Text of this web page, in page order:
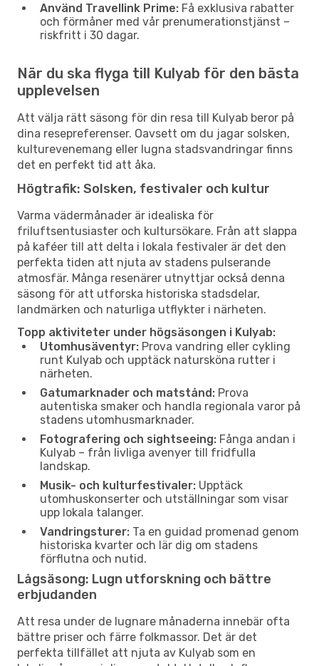
Använd Travellink Prime: Få exklusiva rabatter
och förmåner med vår prenumerationstjänst –
riskfritt i 30 dagar.
När du ska flyga till Kulyab för den bästa
upplevelsen
Att välja rätt säsong för din resa till Kulyab beror på
dina resepreferenser. Oavsett om du jagar solsken,
kulturevenemang eller lugna stadsvandringar finns
det en perfekt tid att åka.
Högtrafik: Solsken, festivaler och kultur
Varma vädermånader är idealiska för
friluftsentusiaster och kultursökare. Från att slappa
på kaféer till att delta i lokala festivaler är det den
perfekta tiden att njuta av stadens pulserande
atmosfär. Många resenärer utnyttjar också denna
säsong för att utforska historiska stadsdelar,
landmärken och naturliga utflykter i närheten.
Topp aktiviteter under högsäsongen i Kulyab:
Utomhusäventyr: Prova vandring eller cykling
runt Kulyab och upptäck natursköna rutter i
närheten.
Gatumarknader och matstånd: Prova
autentiska smaker och handla regionala varor på
stadens utomhusmarknader.
Fotografering och sightseeing: Fånga andan i
Kulyab – från livliga avenyer till fridfulla
landskap.
Musik- och kulturfestivaler: Upptäck
utomhuskonserter och utställningar som visar
upp lokala talanger.
Vandringsturer: Ta en guidad promenad genom
historiska kvarter och lär dig om stadens
förflutna och nutid.
Lågsäsong: Lugn utforskning och bättre
erbjudanden
Att resa under de lugnare månaderna innebär ofta
bättre priser och färre folkmassor. Det är det
perfekta tillfället att njuta av Kulyab som en